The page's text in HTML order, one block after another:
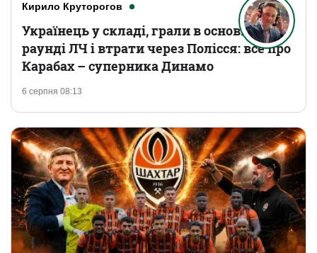
Кирило Круторогов
6 серпня 08:13
Українець у складі, грали в основному
раунді ЛЧ і втрати через Полісся: все про
Карабах – суперника Динамо